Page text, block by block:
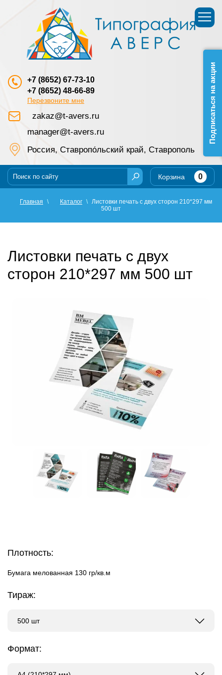
+7 (8652) 67-73-10
+7 (8652) 48-66-89
Перезвоните мне
zakaz@t-avers.ru
manager@t-avers.ru
Россия, Ставропо́льский край, Ставрополь
0
Корзина
Главная \ Каталог \ Листовки печать с двух сторон 210*297 мм
500 шт
Листовки печать с двух
сторон 210*297 мм 500 шт
Плотность:
Бумага мелованная 130 гр/кв.м
Тираж:
500 шт
Формат:
Подписаться на акции